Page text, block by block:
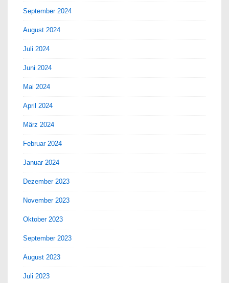
September 2024
August 2024
Juli 2024
Juni 2024
Mai 2024
April 2024
März 2024
Februar 2024
Januar 2024
Dezember 2023
November 2023
Oktober 2023
September 2023
August 2023
Juli 2023